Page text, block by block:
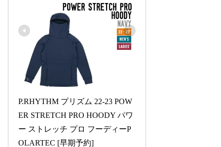
P.RHYTHM プリズム 22-23 POW
ER STRETCH PRO HOODY パワ
ー ストレッチ プロ フーディーP
OLARTEC [早期予約]